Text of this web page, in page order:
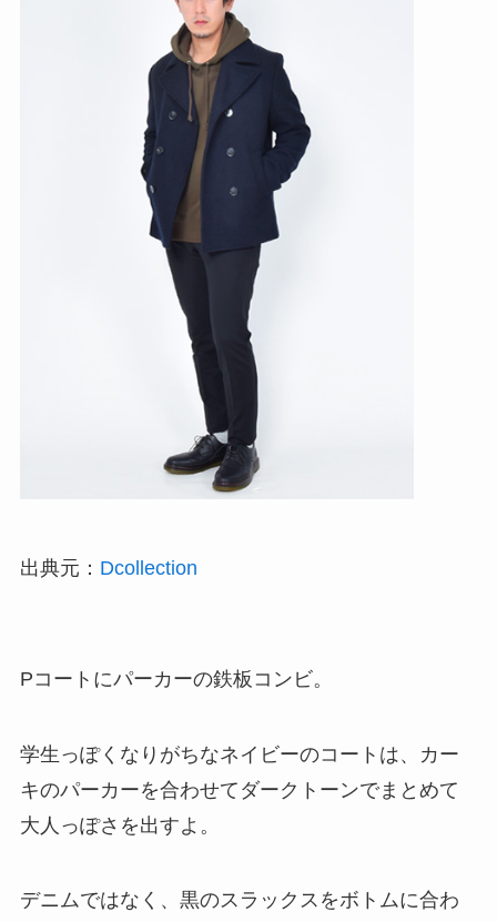
出典元： Dcollection
Pコートにパーカーの鉄板コンビ。
学生っぽくなりがちなネイビーのコートは、カー
キのパーカーを合わせてダークトーンでまとめて
大人っぽさを出すよ。
デニムではなく、黒のスラックスをボトムに合わ